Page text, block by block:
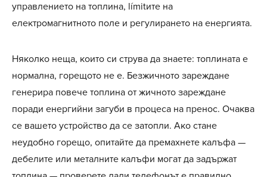
управлението на топлина, límitите на
електромагнитното поле и регулирането на енергията.
Няколко неща, които си струва да знаете: топлината е
нормална, горещото не е. Безжичното зареждане
генерира повече топлина от жичното зареждане
поради енергийни загуби в процеса на пренос. Очаква
се вашето устройство да се затопли. Ако стане
неудобно горещо, опитайте да премахнете калъфа —
дебелите или металните калъфи могат да задържат